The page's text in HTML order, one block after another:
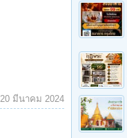
20 มีนาคม 2024